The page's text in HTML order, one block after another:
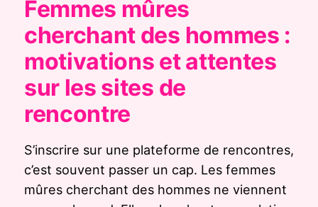
Femmes mûres
cherchant des hommes :
motivations et attentes
sur les sites de
rencontre
S’inscrire sur une plateforme de rencontres,
c’est souvent passer un cap. Les femmes
mûres cherchant des hommes ne viennent